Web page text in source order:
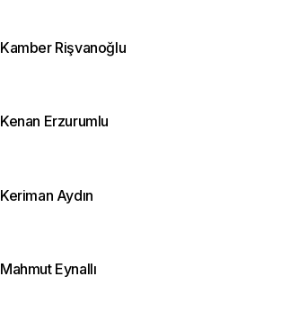
Kamber Rişvanoğlu
Kenan Erzurumlu
Keriman Aydın
Mahmut Eynallı